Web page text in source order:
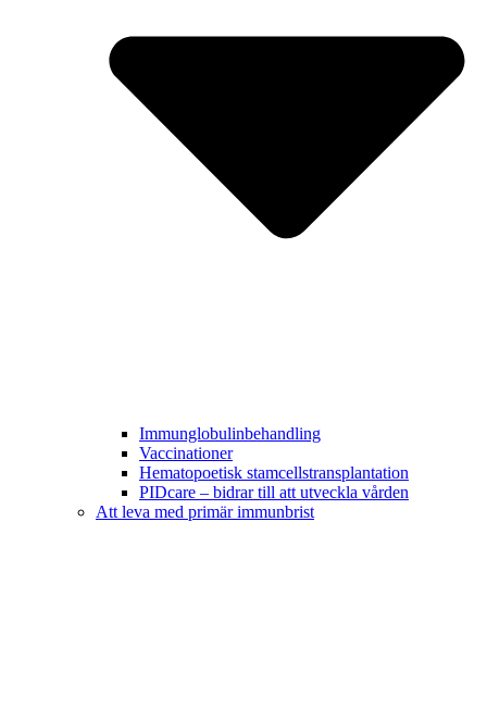
Immunglobulinbehandling
Vaccinationer
Hematopoetisk stamcellstransplantation
PIDcare – bidrar till att utveckla vården
Att leva med primär immunbrist